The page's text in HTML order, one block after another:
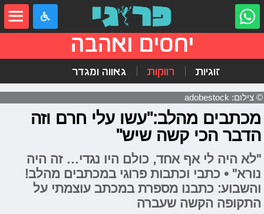
יחסים ואהבה
זוגיות רווקות גאווה ומגדר
© צילום: adobestock
מכתבים מהלב:"עשו עלי חרם וזה
הדבר הכי קשה שיש"
"לא היה לי אף אחד, כולם היו נגדי… זה היה
נורא" • כתבי וכתבות פרוגי במכתבים מהלב!
והשבוע: כתבנו מספרת במכתב עוצמתי על
התקופה הקשה שעברה